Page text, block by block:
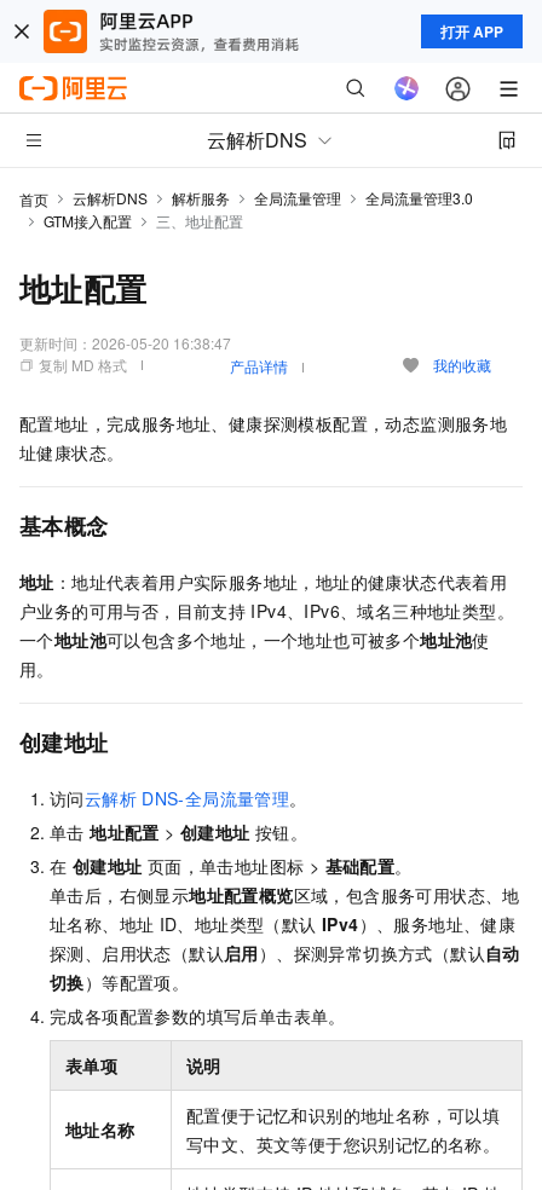
打开 APP
云解析DNS
首页 云解析DNS 解析服务 全局流量管理
全局流量管理3.0
GTM接入配置
三、地址配置
地址配置
更新时间： 2026-05-20 16:38:47
复制 MD 格式
产品详情 我的收藏
配置地址，完成服务地址、健康探测模板配置，动态监测服务地
址健康状态。
基本概念
地址 ：地址代表着用户实际服务地址，地址的健康状态代表着用
户业务的可用与否，目前支持 IPv4、IPv6、域名三种地址类型。
一个地址池可以包含多个地址，一个地址也可被多个地址池使
用。
创建地址
访问云解析 DNS-全局流量管理。
单击地址配置 >创建地址 按钮。
在 创建地址 页面，单击地址图标 > 基础配置。
单击后，右侧显示地址配置概览区域，包含服务可用状态、地
址名称、地址 ID、地址类型（默认 IPv4）、服务地址、健康
探测、启用状态（默认启用 ）、探测异常切换方式（默认 自动
切换）等配置项。
完成各项配置参数的填写后单击表单。
表单项 说明
地址名称
配置便于记忆和识别的地址名称，可以填
写中文、英文等便于您识别记忆的名称。